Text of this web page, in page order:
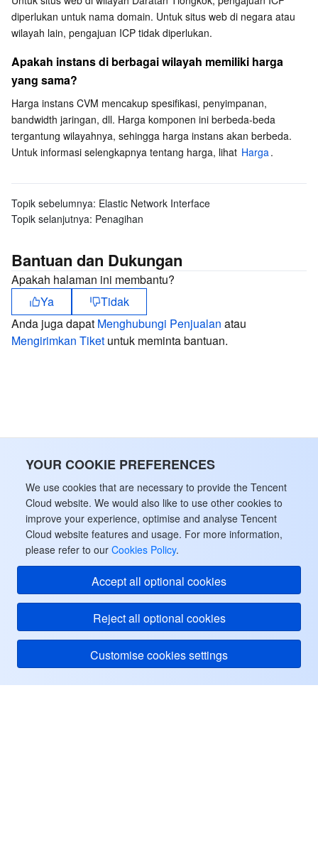
YOUR COOKIE PREFERENCES
We use cookies that are necessary to provide the Tencent
Cloud website. We would also like to use other cookies to
improve your experience, optimise and analyse Tencent
Cloud website features and usage. For more information,
please refer to our Cookies Policy.
Accept all optional cookies
Reject all optional cookies
Customise cookies settings
diperlukan untuk nama domain. Untuk situs web di negara atau
wilayah lain, pengajuan ICP tidak diperlukan.
Apakah instans di berbagai wilayah memiliki harga
yang sama?
Harga instans CVM mencakup spesifikasi, penyimpanan,
bandwidth jaringan, dll. Harga komponen ini berbeda-beda
tergantung wilayahnya, sehingga harga instans akan berbeda.
Untuk informasi selengkapnya tentang harga, lihat Harga.
Topik sebelumnya: Elastic Network Interface
Topik selanjutnya: Penagihan
Bantuan dan Dukungan
Apakah halaman ini membantu?
Ya
Tidak
Anda juga dapat Menghubungi Penjualan atau
Mengirimkan Tiket untuk meminta bantuan.